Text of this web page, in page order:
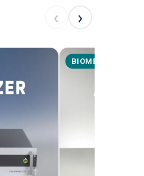
‹ ›
BIOMETHAN